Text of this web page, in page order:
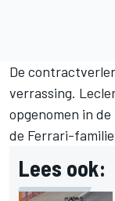
De
verrassing.
opgenomen in
de Ferrari-
Lees ook: